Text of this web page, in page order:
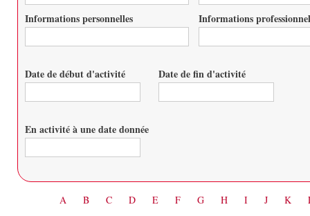
Informations personnelles Informations
Date de début d'activité Date de fin d'activité
En activité à une date donnée
A B C D E F G H I J K